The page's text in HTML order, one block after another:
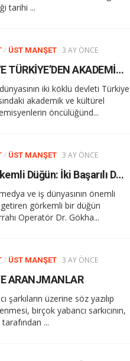
tarihi ...
/ ÜST MANŞET 3 AY ÖNCE
ÖZBEKİSTAN VE TÜRKİYE’DEN AKADEMİK GÜÇ BİRLİĞİ: “AKADEMİDE KADIN” ÇALIŞTAYI İSTANBUL’DA DÜZENLENDİ
iki köklü devleti Türkiye
akademik ve kültürel
öncülüğünd...
/ ÜST MANŞET 3 AY ÖNCE
İstanbul’da Görkemli Düğün: İki Başarılı Doktor Hayatını Birleştirdi
ve iş dünyasının önemli
görkemli bir düğün
Operatör Dr. Gökha...
/ ÜST MANŞET 3 AY ÖNCE
ARANJMANLAR
şarkıların üzerine söz yazılıp
birçok yabancı sarkıcının,
...